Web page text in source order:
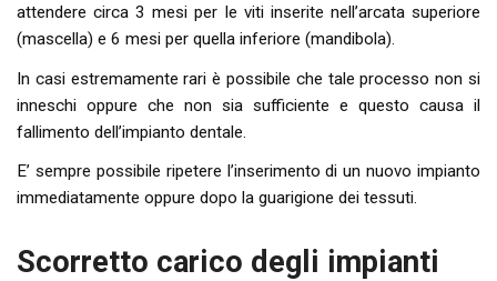
attendere circa 3 mesi per le viti inserite nell’arcata superiore
(mascella) e 6 mesi per quella inferiore (mandibola).
In casi estremamente rari è possibile che tale processo non si
inneschi oppure che non sia sufficiente e questo causa il
fallimento dell’impianto dentale.
E’ sempre possibile ripetere l’inserimento di un nuovo impianto
immediatamente oppure dopo la guarigione dei tessuti.
Scorretto carico degli impianti